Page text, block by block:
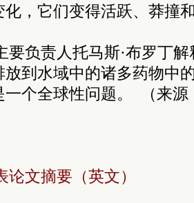
化，它们变得活跃、莽撞
要负责人托马斯·布罗丁
放到水域中的诸多药物中
一个全球性问题。 （来源
论文摘要（英文）